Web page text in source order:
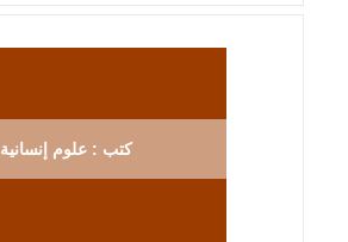
كتب : علوم إنسانية